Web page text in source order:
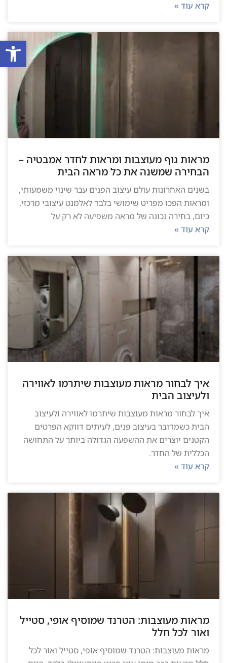
פתח
קרא עוד »
מראות גוף מעוצבות ומראות לחדר אמבטיה –
הבחירה שמשנה את כל מראה הבית
בשנים האחרונות עולם עיצוב הפנים עבר שינוי משמעותי,
ומראות הפכו מפריט שימושי בלבד לאלמנט עיצובי מרכזי.
כיום, בחירה נכונה של מראה משפיעה לא רק על
קרא עוד »
איך לבחור מראות מעוצבות שיתרמו לאווירה
ולעיצוב הבית
איך לבחור מראות מעוצבות שיתרמו לאווירה ולעיצוב
הבית כשמדובר בעיצוב פנים, לעיתים דווקא הפרטים
הקטנים יוצרים את ההשפעה הגדולה ביותר על התחושה
הכללית של החדר.
קרא עוד »
מראות מעוצבות: הטרנד שמוסיף אופי, סטייל
ואור לכל חלל
מראות מעוצבות: הטרנד שמוסיף אופי, סטייל ואור לכל